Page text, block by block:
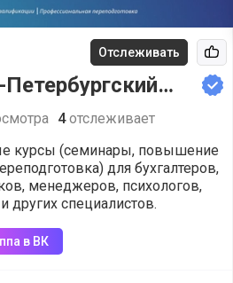
Отслеживать
4 отслеживает
курсы (семинары, повышение
для бухгалтеров,
менеджеров, психологов,
других специалистов.
в ВК